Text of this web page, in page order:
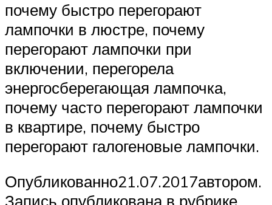
почему быстро перегорают
лампочки в люстре, почему
перегорают лампочки при
включении, перегорела
энергосберегающая лампочка,
почему часто перегорают лампочки
в квартире, почему быстро
перегорают галогеновые лампочки.
Опубликованно21.07.2017автором.
Запись опубликована в рубрике